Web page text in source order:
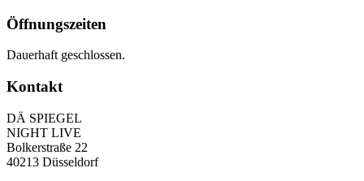
Öffnungszeiten
Dauerhaft geschlossen.
Kontakt
DÄ SPIEGEL
NIGHT LIVE
Bolkerstraße 22
40213 Düsseldorf